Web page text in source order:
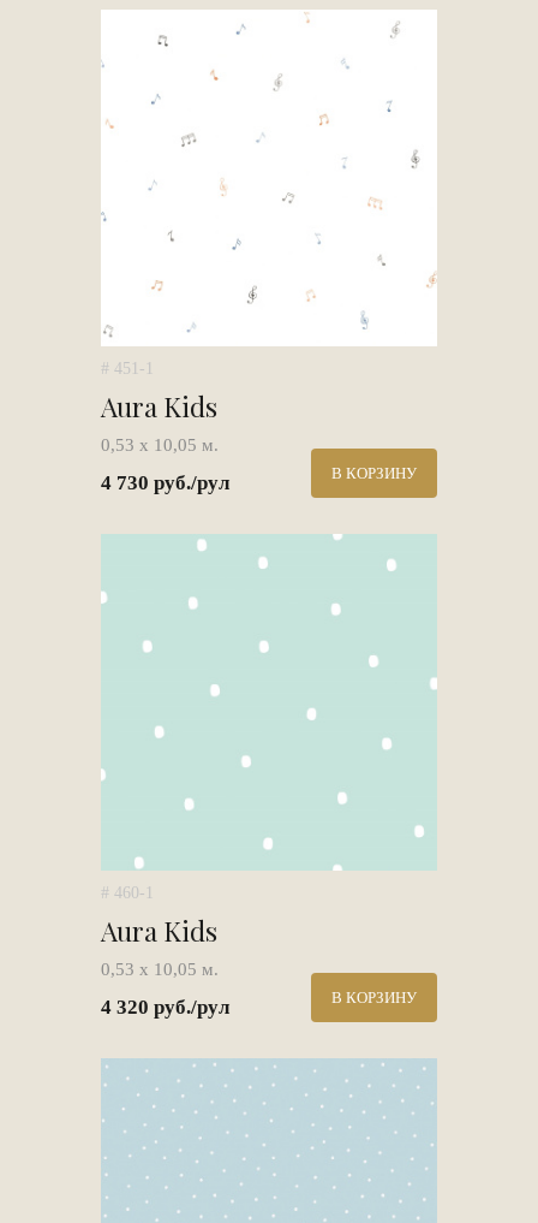
# 451-1
Aura Kids
0,53 х 10,05 м.
4 730 руб./рул В КОРЗИНУ
# 460-1
Aura Kids
0,53 х 10,05 м.
4 320 руб./рул В КОРЗИНУ